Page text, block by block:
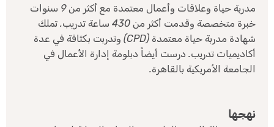
مدربة حياة وعلاقات وأعمال معتمدة مع أكثر من 9 سنوات
خبرة متخصصة وقدمت أكثر من 430 ساعة تدريب. تملك
شهادة مدربة حياة معتمدة (CPD) وتدربت بكثافة في عدة
أكاديميات تدريب. درست أيضاً دبلومة إدارة الأعمال في
الجامعة الأمريكية بالقاهرة.
نهجها